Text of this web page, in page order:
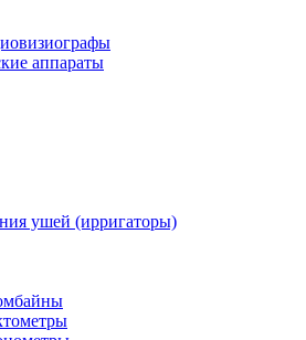
аппараты
ушей (ирригаторы)